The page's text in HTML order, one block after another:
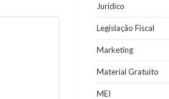
Jurídico
Legislação Fiscal
Marketing
Material Gratuito
MEI